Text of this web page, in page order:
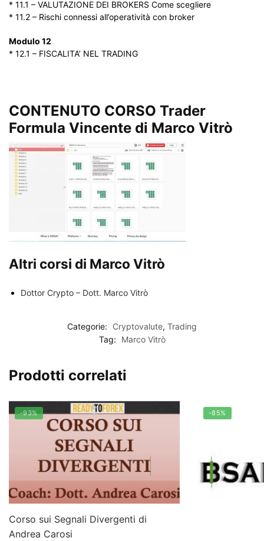
* 11.1 – VALUTAZIONE DEI BROKERS Come scegliere
* 11.2 – Rischi connessi all’operatività con broker
Modulo 12
* 12.1 – FISCALITA’ NEL TRADING
CONTENUTO CORSO Trader
Formula Vincente di Marco Vitrò
Altri corsi di Marco Vitrò
Dottor Crypto – Dott. Marco Vitrò
Categorie: Cryptovalute, Trading
Tag:
Marco Vitrò
Prodotti correlati
-93%
Corso sui Segnali Divergenti di
Andrea Carosi
-85%